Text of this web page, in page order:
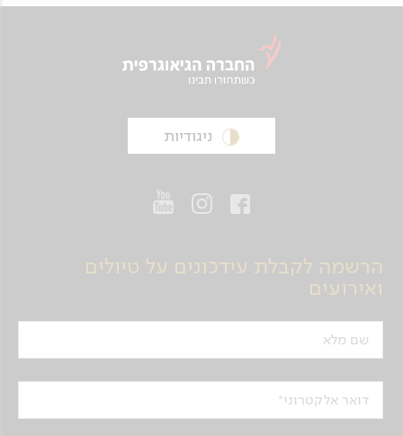
ניגודיות
הרשמה לקבלת עידכונים על טיולים
ואירועים
שם מלא
דואר אלקטרוני